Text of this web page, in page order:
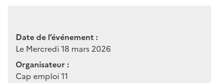
Date de l’événement :
Le Mercredi 18 mars 2026
Organisateur :
Cap emploi 11